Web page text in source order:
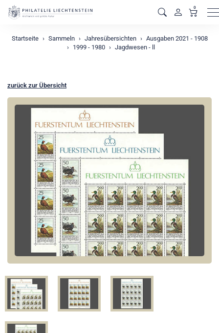
0
Startseite Sammeln Jahresübersichten
Ausgaben 2021 - 1908
1999 - 1980
Jagdwesen - ll
zurück zur Übersicht